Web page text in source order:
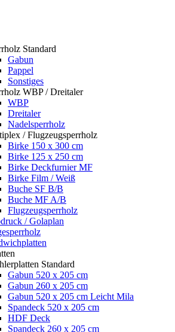
Standard
Gabun
Pappel
Sonstiges
WBP / Dreitaler
WBP
Dreitaler
Nadelsperrholz
/ Flugzeugsperrholz
Birke 150 x 300 cm
Birke 125 x 250 cm
Birke Deckfurnier MF
Birke Film / Weiß
Buche SF B/B
Buche MF A/B
Flugzeugsperrholz
/ Golaplan
Standard
Gabun 520 x 205 cm
Gabun 260 x 205 cm
Gabun 520 x 205 cm Leicht Mila
Spandeck 520 x 205 cm
HDF Deck
Spandeck 260 x 205 cm